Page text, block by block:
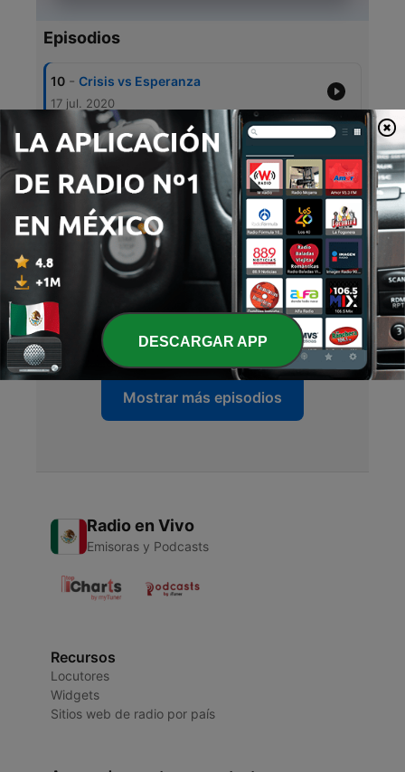
Episodios
10 - Crisis vs Esperanza
17 jul. 2020
- En el valle me sostendrás
- Tu eres mi buen pastor
03 jul. 2020
6 La Fe Determinante
19 jun. 2020
5 Metamorfosis
05 jun. 2020
Mostrar más episodios
Radio en Vivo
Emisoras y Podcasts
Recursos
Locutores
Widgets
Sitios web de radio por país
DESCARGAR APP